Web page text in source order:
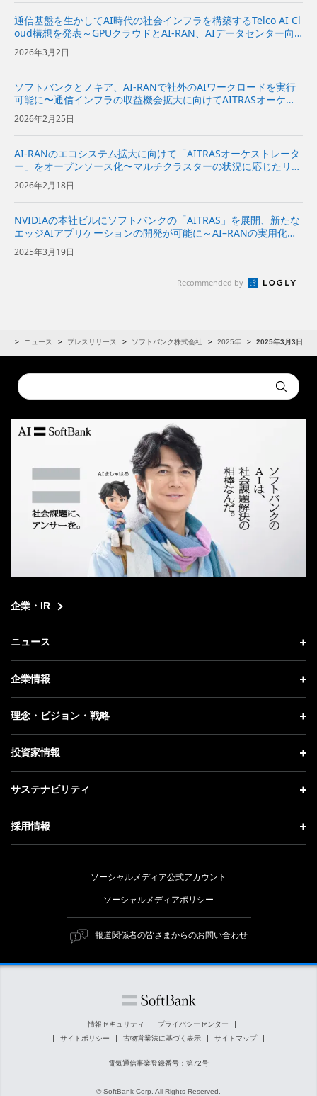
通信基盤を生かしてAI時代の社会インフラを構築するTelco AI Cl
oud構想を発表～GPUクラウドとAI-RAN、AIデータセンター向
けソフトウエアを統合し、AIインフラプロバイダーを目指す～
2026年3月2日
ソフトバンクとノキア、AI-RANで社外のAIワークロードを実行
可能に〜通信インフラの収益機会拡大に向けてAITRASオーケス
トレーターを拡張〜
2026年2月25日
AI-RANのエコシステム拡大に向けて「AITRASオーケストレータ
ー」をオープンソース化〜マルチクラスターの状況に応じたリソ
ースの最適化を可能に〜
2026年2月18日
NVIDIAの本社ビルにソフトバンクの「AITRAS」を展開、新たな
エッジAIアプリケーションの開発が可能に～AI–RANの実用化に
向けて活動を加速～
2025年3月19日
Recommended by
ニュース プレスリリース ソフトバンク株式会社 2025年 2025年3月3日
Conduct
a
Submit
企業・IR
ニュース
ニュース トップ
プレスリリース
更新情報
記者説明会
企業情報
企業情報 トップ
社長メッセージ
事業紹介
ガバナンス
理念・ビジョン・戦略
理念・ビジョン・戦略 トップ
成長戦略「Activate AI for Society」
人材戦略
投資家情報
投資家情報 トップ
経営方針
個人投資家の皆さまへ
株式と社債について
サステナビリティ
サステナビリティ トップ
トップメッセージ
ESG方針・体制
マテリアリティ（重要課題）
ESGの主な取り組み
外部評価・イニシアチブ
採用情報
キャリア採用
障がい者採用
ソーシャルメディア公式アカウント
ソーシャルメディアポリシー
報道関係者の皆さまからのお問い合わせ
情報セキュリティ
プライバシーセンター
サイトポリシー
古物営業法に基づく表示 サイトマップ
電気通信事業登録番号：第72号
© SoftBank Corp. All Rights Reserved.